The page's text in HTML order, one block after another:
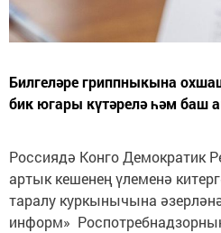
Билгеләре гриппныкына
бик югары күтәрелә һәм баш
Россиядә Конго Демократик
артык кешенең үлеменә
таралу куркынычына
информ»